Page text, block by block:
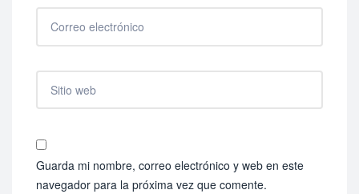
Guarda mi nombre, correo electrónico y web en este
navegador para la próxima vez que comente.